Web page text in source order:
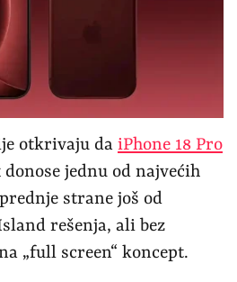
otkrivaju da iPhone 18 Pro
jednu od najvećih
strane još od
rešenja, ali bez
„full screen“ koncept.